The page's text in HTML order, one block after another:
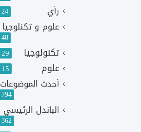
رأي 24
علوم و تكنلوجيا
48
تكنولوجيا 29
علوم 15
أحدث الموضوعات
794
الباندل الرئيسي
362